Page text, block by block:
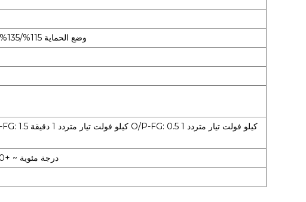
وضع الحماية 115%/135%: قم بإيقاف جهد الإخراج وإعادة تشغيل الإخراج
~-10 درجة مئوية ~ +60 درجة مئوية، 20%-90% رطوبة نسبية